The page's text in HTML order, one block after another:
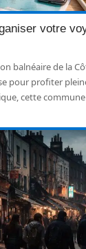
votre
balnéaire de la
pour profiter
cette